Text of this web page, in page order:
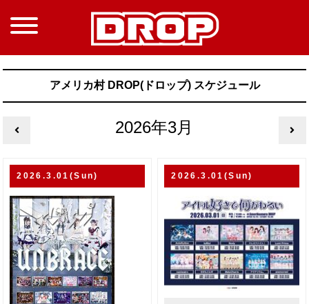
アメリカ村 DROP(ドロップ) スケジュール
2026年3月
2026.3.01(Sun) 2026.3.01(Sun)